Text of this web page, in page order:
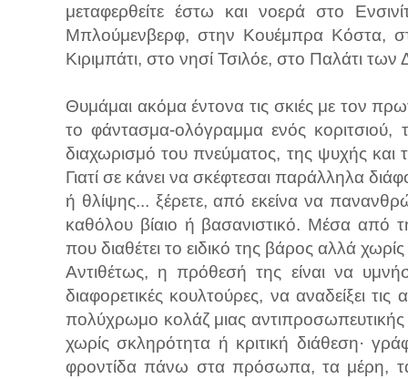
μεταφερθείτε έστω και νοερά στο
Μπλούμενβερφ, στην Κουέμπρα Κόστα,
Κιριμπάτι, στο νησί Τσιλόε, στο Παλάτι
Θυμάμαι ακόμα έντονα τις σκιές με τον
το φάντασμα-ολόγραμμα ενός
διαχωρισμό του πνεύματος, της ψυχής
Γιατί σε κάνει να σκέφτεσαι παράλληλα
ή θλίψης... ξέρετε, από εκείνα να
καθόλου βίαιο ή βασανιστικό. Μέσα από
που διαθέτει το ειδικό της βάρος αλλά
Αντιθέτως, η πρόθεσή της είναι να
διαφορετικές κουλτούρες, να αναδείξει
πολύχρωμο κολάζ μιας
χωρίς σκληρότητα ή κριτική διάθεση·
φροντίδα πάνω στα πρόσωπα, τα μέρη,